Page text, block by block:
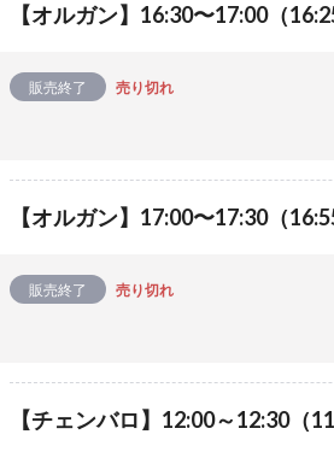
【オルガン】16:30〜17:00（
販売終了 売り切れ
【オルガン】17:00〜17:30（
販売終了 売り切れ
【チェンバロ】12:00～12:30（